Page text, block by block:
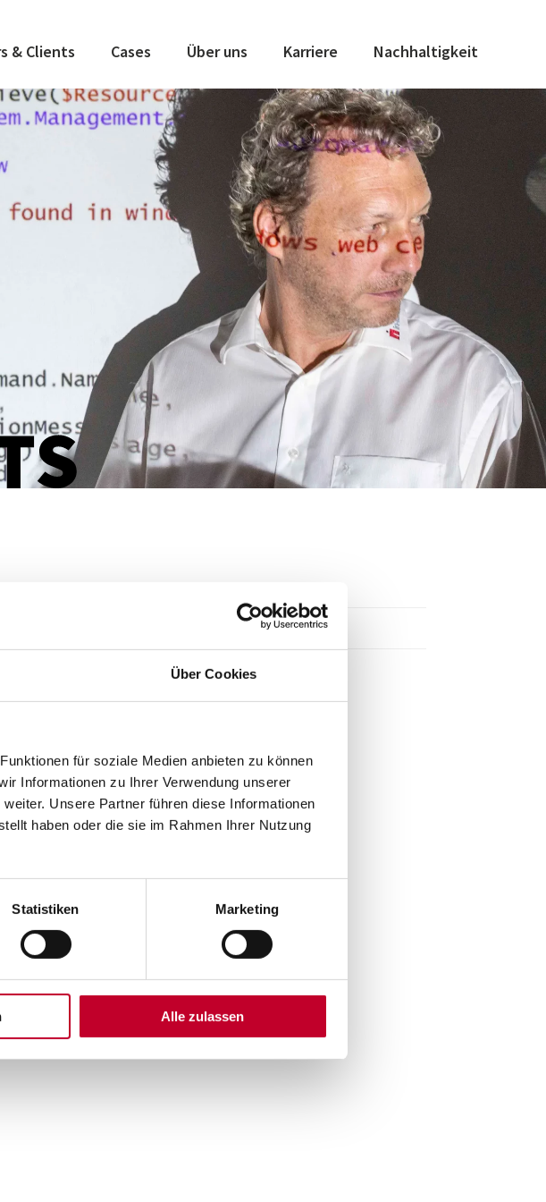
Über Cookies
für soziale Medien anbieten zu können
Informationen zu Ihrer Verwendung unserer
Unsere Partner führen diese Informationen
haben oder die sie im Rahmen Ihrer Nutzung
Statistiken Marketing
Alle zulassen
& Clients Cases Über uns Karriere Nachhaltigkeit